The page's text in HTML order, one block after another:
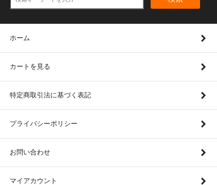
ホーム
カートを見る
特定商取引法に基づく表記
プライバシーポリシー
お問い合わせ
マイアカウント